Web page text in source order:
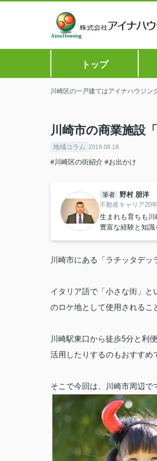
トップ
川崎区の一戸建てはアイナハウジン
川崎市の商業施設
地域コラム 2019.06.18
#川崎区の街紹介 #お出かけ
筆者 野村 朋洋
不動産キャリア20
生まれも育ちも川
豊富な経験と知識
川崎市にある「ラチッタデッ
イタリア語で「小さな街」
のロケ地として使用されるこ
川崎駅東口から徒歩5分と利
活用したりするのもおすすめ
そこで今回は、川崎市周辺で